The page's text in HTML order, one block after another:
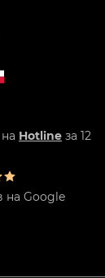
Hotline за 12
на Google